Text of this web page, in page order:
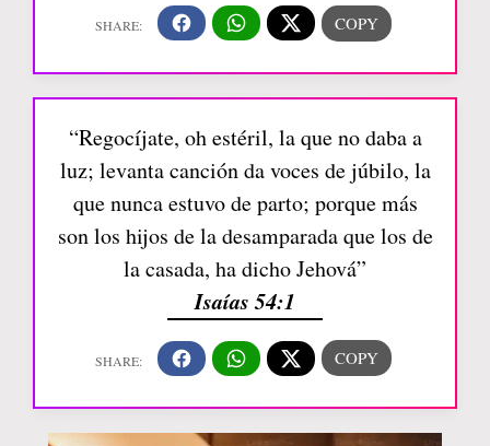
“Regocíjate, oh estéril, la que no daba a
luz; levanta canción da voces de júbilo, la
que nunca estuvo de parto; porque más
son los hijos de la desamparada que los de
la casada, ha dicho Jehová”
Isaías 54:1